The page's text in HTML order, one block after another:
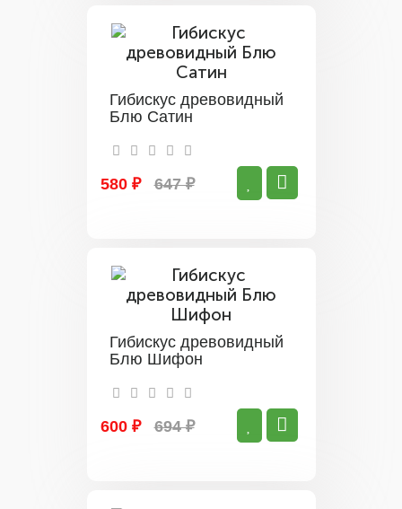
Гибискус древовидный
Блю Сатин
580 ₽ 647 ₽
Гибискус древовидный
Блю Шифон
600 ₽ 694 ₽